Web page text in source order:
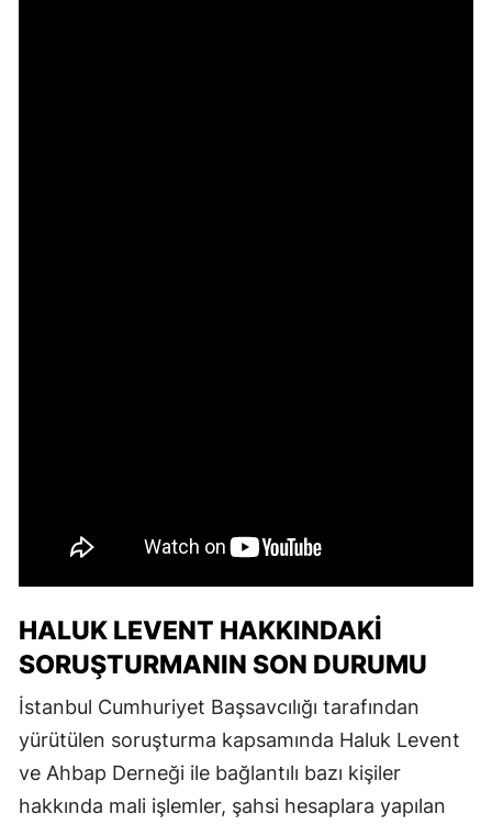
HALUK LEVENT HAKKINDAKI
SORUŞTURMANIN SON DURUMU
İstanbul Cumhuriyet Başsavcılığı tarafından
yürütülen soruşturma kapsamında Haluk Levent
ve Ahbap Derneği ile bağlantılı bazı kişiler
hakkında mali işlemler, şahsi hesaplara yapılan